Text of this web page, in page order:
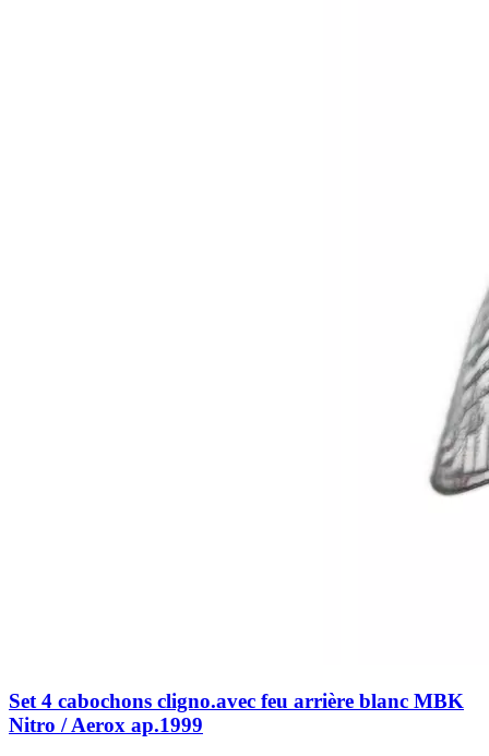
Set 4 cabochons cligno.avec feu arrière blanc MBK
Nitro / Aerox ap.1999